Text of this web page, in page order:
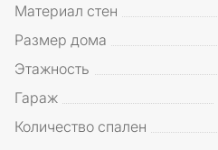
Материал стен
Размер дома
Этажность
Гараж
Количество спален